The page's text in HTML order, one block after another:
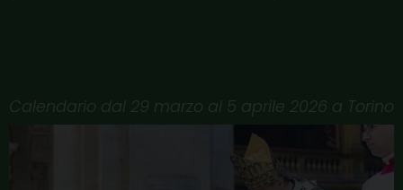
Calendario dal 29 marzo al 5 aprile 2026 a Torino